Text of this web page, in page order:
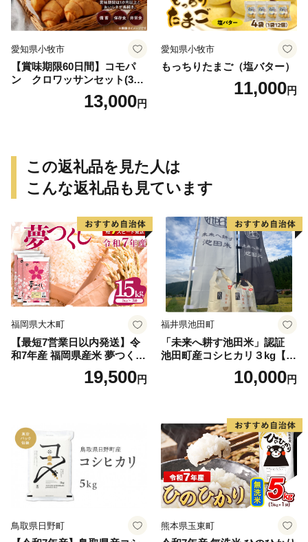
愛知県小牧市
【賞味期限60日間】コモパ
ン クロワッサンセット(30
個入り)／災害用備蓄 保存食
非常食 防災グッズにも
13,000円
愛知県小牧市
もっちりたまご（塩バター）
11,000円
この返礼品を見た人は
こんな返礼品も見ています
福岡県大木町
【最短7営業日以内発送】令
和7年産 福岡県産米 夢つくし
15kg 精米 ※北海道・沖縄・
19,500円
福井県池田町
「未来へ耕す池田米」認証
池田町産コシヒカリ３kg【お
1人様につき３セットまで】
10,000円
鳥取県日野町 熊本県玉東町